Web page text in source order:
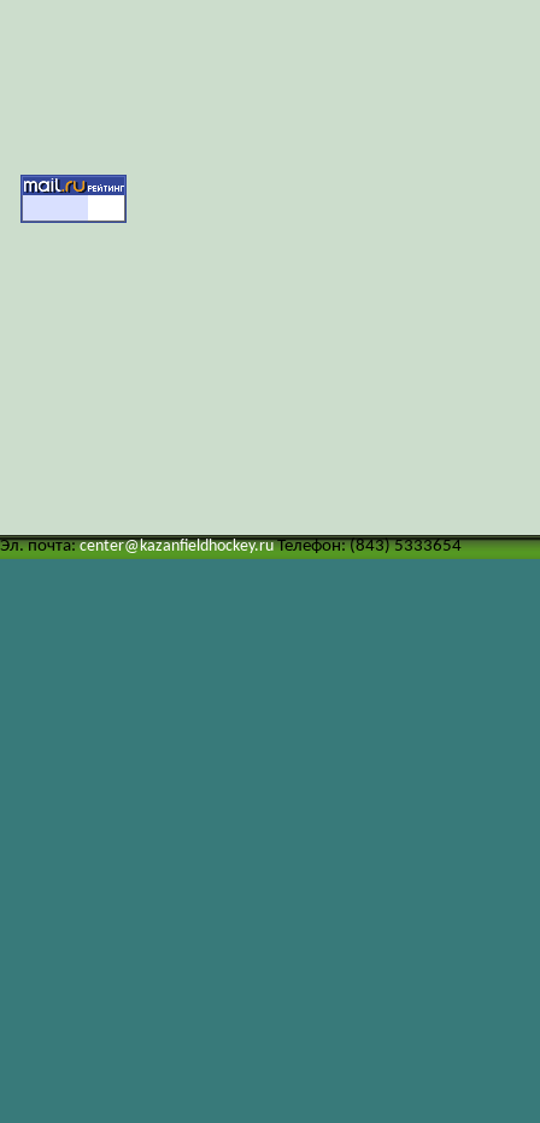
Эл. почта:center@kazanfieldhockey.ruТелефон: (843) 5333654